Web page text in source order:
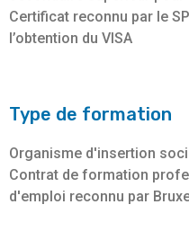
Certificat reconnu par le
l’obtention du VISA
Type de formation
Organisme d'insertion
Contrat de formation
d'emploi reconnu par